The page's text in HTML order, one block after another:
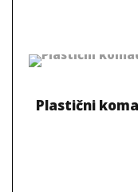
Plastični